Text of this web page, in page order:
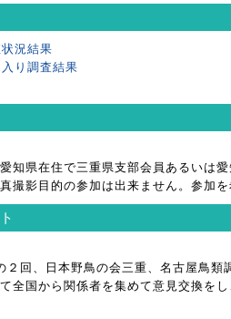
況結果
り調査結果
知県在住で三重県支部会員あるいは
撮影目的の参加は出来ません。参加
２回、日本野鳥の会三重、名古屋鳥
全国から関係者を集めて意見交換を